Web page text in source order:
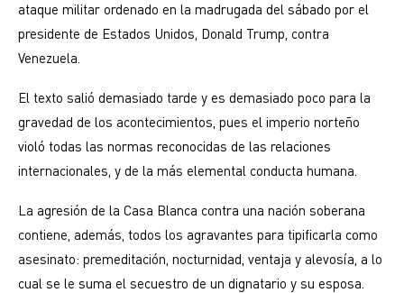
ataque militar ordenado en la madrugada del sábado por el
presidente de Estados Unidos, Donald Trump, contra
Venezuela.
El texto salió demasiado tarde y es demasiado poco para la
gravedad de los acontecimientos, pues el imperio norteño
violó todas las normas reconocidas de las relaciones
internacionales, y de la más elemental conducta humana.
La agresión de la Casa Blanca contra una nación soberana
contiene, además, todos los agravantes para tipificarla como
asesinato: premeditación, nocturnidad, ventaja y alevosía, a lo
cual se le suma el secuestro de un dignatario y su esposa.